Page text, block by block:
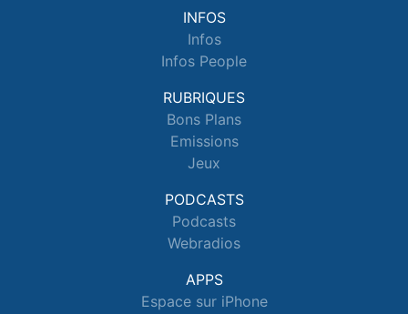
INFOS
Infos
Infos People
RUBRIQUES
Bons Plans
Emissions
Jeux
PODCASTS
Podcasts
Webradios
APPS
Espace sur iPhone